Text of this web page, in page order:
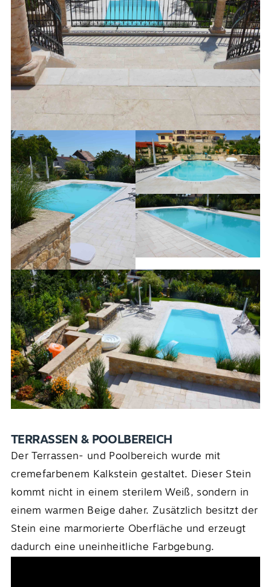
TERRASSEN & POOLBEREICH
Der Terrassen- und Poolbereich wurde mit
cremefarbenem Kalkstein gestaltet. Dieser Stein
kommt nicht in einem sterilem Weiß, sondern in
einem warmen Beige daher. Zusätzlich besitzt der
Stein eine marmorierte Oberfläche und erzeugt
dadurch eine uneinheitliche Farbgebung.